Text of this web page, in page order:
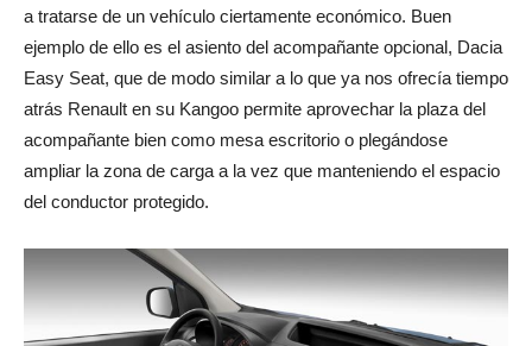
a tratarse de un vehículo ciertamente económico. Buen
ejemplo de ello es el asiento del acompañante opcional, Dacia
Easy Seat, que de modo similar a lo que ya nos ofrecía tiempo
atrás Renault en su Kangoo permite aprovechar la plaza del
acompañante bien como mesa escritorio o plegándose
ampliar la zona de carga a la vez que manteniendo el espacio
del conductor protegido.